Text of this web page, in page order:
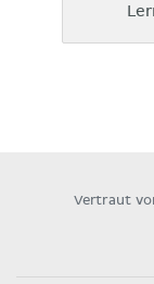
Vertraut